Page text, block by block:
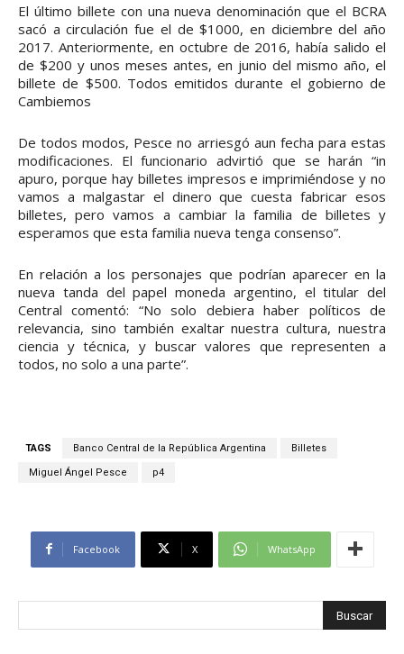
El último billete con una nueva denominación que el BCRA
sacó a circulación fue el de $1000, en diciembre del año
2017. Anteriormente, en octubre de 2016, había salido el
de $200 y unos meses antes, en junio del mismo año, el
billete de $500. Todos emitidos durante el gobierno de
Cambiemos
De todos modos, Pesce no arriesgó aun fecha para estas
modificaciones. El funcionario advirtió que se harán “in
apuro, porque hay billetes impresos e imprimiéndose y no
vamos a malgastar el dinero que cuesta fabricar esos
billetes, pero vamos a cambiar la familia de billetes y
esperamos que esta familia nueva tenga consenso”.
En relación a los personajes que podrían aparecer en la
nueva tanda del papel moneda argentino, el titular del
Central comentó: “No solo debiera haber políticos de
relevancia, sino también exaltar nuestra cultura, nuestra
ciencia y técnica, y buscar valores que representen a
todos, no solo a una parte”.
TAGS Banco Central de la República Argentina Billetes
Miguel Ángel Pesce p4
Facebook X WhatsApp